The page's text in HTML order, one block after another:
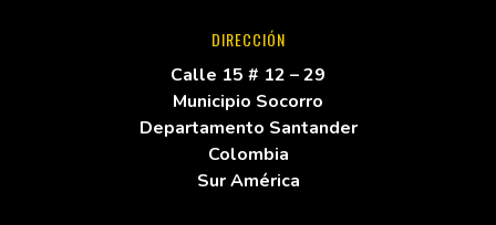
DIRECCIÓN
Calle 15 # 12 – 29
Municipio Socorro
Departamento Santander
Colombia
Sur América